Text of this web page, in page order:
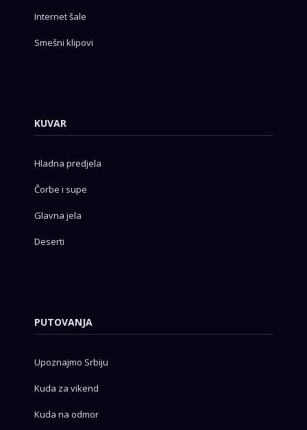
Internet šale
Smešni klipovi
KUVAR
Hladna predjela
Čorbe i supe
Glavna jela
Deserti
PUTOVANJA
Upoznajmo Srbiju
Kuda za vikend
Kuda na odmor